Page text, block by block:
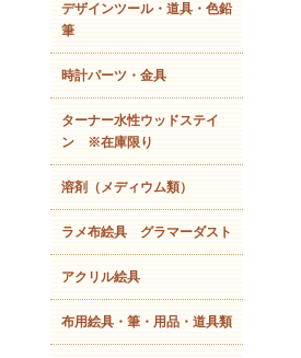
デザインツール・道具・色鉛
筆
時計パーツ・金具
ターナー水性ウッドステイ
ン ※在庫限り
溶剤（メディウム類）
ラメ布絵具 グラマーダスト
アクリル絵具
布用絵具・筆・用品・道具類